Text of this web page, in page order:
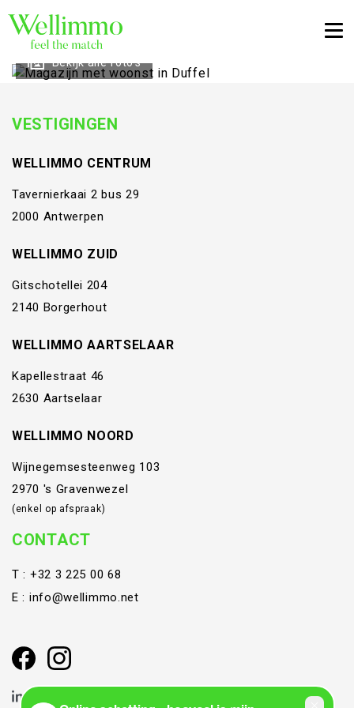
Bekijk alle foto's
VESTIGINGEN
WELLIMMO CENTRUM
Tavernierkaai 2 bus 29
2000 Antwerpen
WELLIMMO ZUID
Gitschotellei 204
2140 Borgerhout
WELLIMMO AARTSELAAR
Kapellestraat 46
2630 Aartselaar
WELLIMMO NOORD
Wijnegemsesteenweg 103
2970 's Gravenwezel
(enkel op afspraak)
CONTACT
T : +32 3 225 00 68
E : info@wellimmo.net